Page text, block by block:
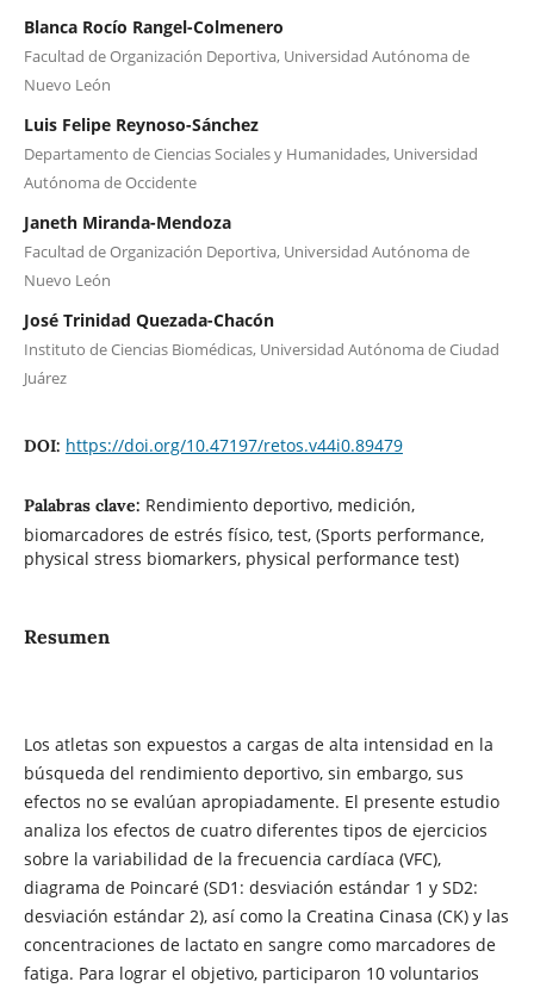
Blanca Rocío Rangel-Colmenero
Facultad de Organización Deportiva, Universidad Autónoma de
Nuevo León
Luis Felipe Reynoso-Sánchez
Departamento de Ciencias Sociales y Humanidades, Universidad
Autónoma de Occidente
Janeth Miranda-Mendoza
Facultad de Organización Deportiva, Universidad Autónoma de
Nuevo León
José Trinidad Quezada-Chacón
Instituto de Ciencias Biomédicas, Universidad Autónoma de Ciudad
Juárez
DOI: https://doi.org/10.47197/retos.v44i0.89479
Palabras clave: Rendimiento deportivo, medición,
biomarcadores de estrés físico, test, (Sports performance,
physical stress biomarkers, physical performance test)
Resumen
Los atletas son expuestos a cargas de alta intensidad en la
búsqueda del rendimiento deportivo, sin embargo, sus
efectos no se evalúan apropiadamente. El presente estudio
analiza los efectos de cuatro diferentes tipos de ejercicios
sobre la variabilidad de la frecuencia cardíaca (VFC),
diagrama de Poincaré (SD1: desviación estándar 1 y SD2:
desviación estándar 2), así como la Creatina Cinasa (CK) y las
concentraciones de lactato en sangre como marcadores de
fatiga. Para lograr el objetivo, participaron 10 voluntarios